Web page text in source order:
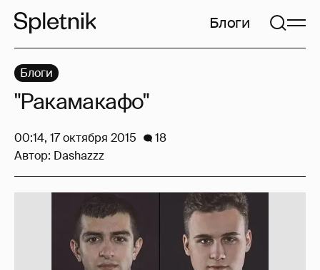
Блоги
Блоги
"Ракамакафо"
00:14, 17 октября 2015
18
Автор: Dashazzz